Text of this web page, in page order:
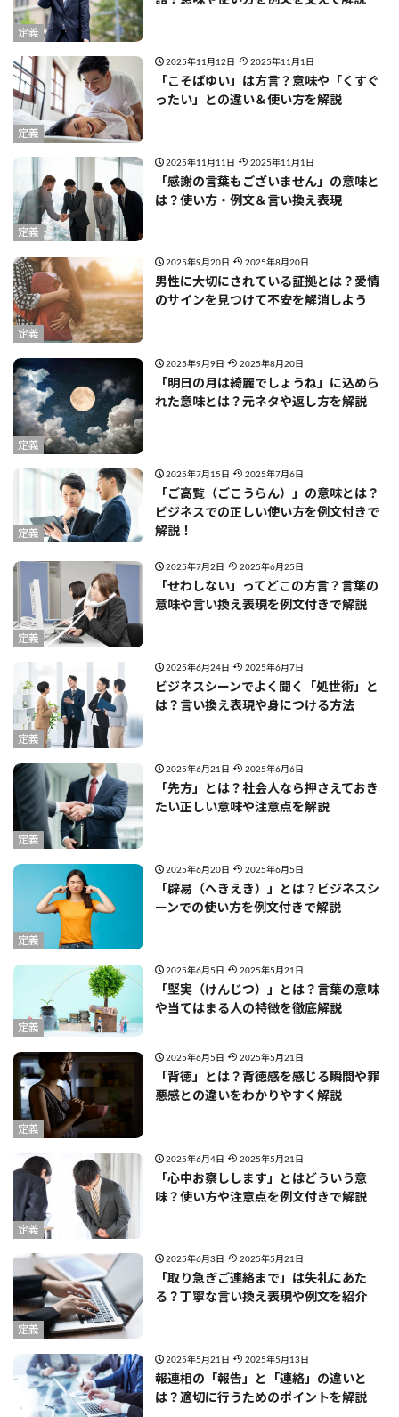
定義
定義
2025年11月12日 2025年11月1日
「こそばゆい」は方言？意味や「くすぐ
ったい」との違い＆使い方を解説
定義
2025年11月11日 2025年11月1日
「感謝の言葉もございません」の意味と
は？使い方・例文＆言い換え表現
定義
2025年9月20日 2025年8月20日
男性に大切にされている証拠とは？愛情
のサインを見つけて不安を解消しよう
定義
2025年9月9日 2025年8月20日
「明日の月は綺麗でしょうね」に込めら
れた意味とは？元ネタや返し方を解説
定義
2025年7月15日 2025年7月6日
「ご高覧（ごこうらん）」の意味とは？
ビジネスでの正しい使い方を例文付きで
解説！
定義
2025年7月2日 2025年6月25日
「せわしない」ってどこの方言？言葉の
意味や言い換え表現を例文付きで解説
定義
2025年6月24日 2025年6月7日
ビジネスシーンでよく聞く「処世術」と
は？言い換え表現や身につける方法
定義
2025年6月21日 2025年6月6日
「先方」とは？社会人なら押さえておき
たい正しい意味や注意点を解説
定義
2025年6月20日 2025年6月5日
「辟易（へきえき）」とは？ビジネスシ
ーンでの使い方を例文付きで解説
定義
2025年6月5日 2025年5月21日
「堅実（けんじつ）」とは？言葉の意味
や当てはまる人の特徴を徹底解説
定義
2025年6月5日 2025年5月21日
「背徳」とは？背徳感を感じる瞬間や罪
悪感との違いをわかりやすく解説
定義
2025年6月4日 2025年5月21日
「心中お察しします」とはどういう意
味？使い方や注意点を例文付きで解説
定義
2025年6月3日 2025年5月21日
「取り急ぎご連絡まで」は失礼にあた
る？丁寧な言い換え表現や例文を紹介
2025年5月21日 2025年5月13日
報連相の「報告」と「連絡」の違いと
は？適切に行うためのポイントを解説